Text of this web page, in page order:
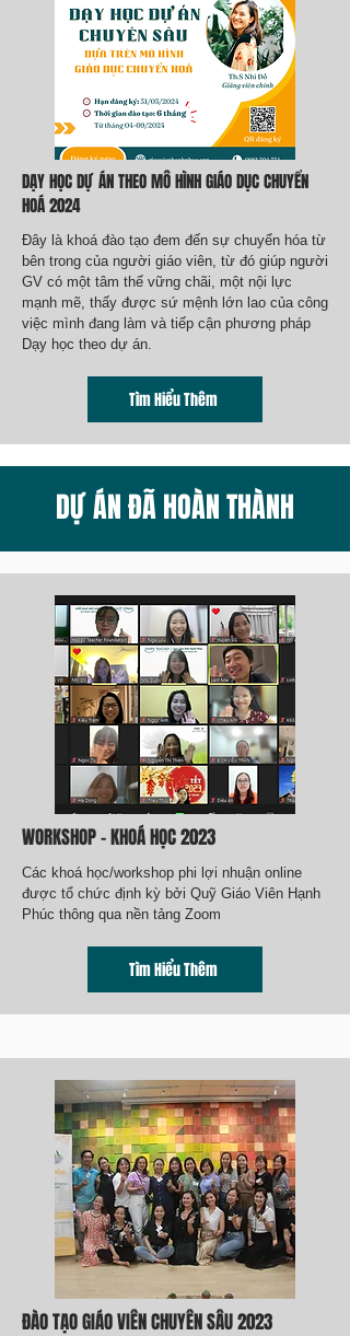
DẠY HỌC DỰ ÁN THEO MÔ HÌNH GIÁO DỤC CHUYỂN
HOÁ 2024
Đây là khoá đào tạo đem đến sự chuyển hóa từ
bên trong của người giáo viên, từ đó giúp người
GV có một tâm thế vững chãi, một nội lực
mạnh mẽ, thấy được sứ mệnh lớn lao của công
việc mình đang làm và tiếp cận phương pháp
Dạy học theo dự án.
Tìm Hiểu Thêm
DỰ ÁN ĐÃ HOÀN THÀNH
WORKSHOP - KHOÁ HỌC 2023
Các khoá học/workshop phi lợi nhuận online
được tổ chức định kỳ bởi Quỹ Giáo Viên Hạnh
Phúc thông qua nền tảng Zoom
Tìm Hiểu Thêm
ĐÀO TẠO GIÁO VIÊN CHUYÊN SÂU 2023